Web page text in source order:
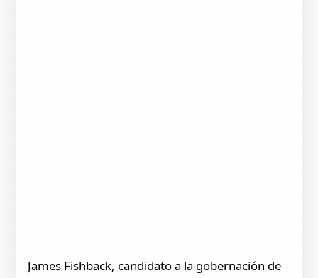
James Fishback, candidato a la gobernación de